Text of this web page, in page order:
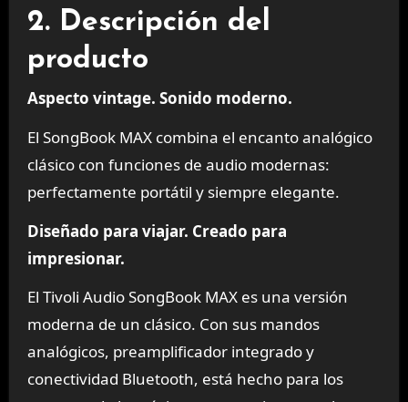
2. Descripción del
producto
Aspecto vintage. Sonido moderno.
El SongBook MAX combina el encanto analógico
clásico con funciones de audio modernas:
perfectamente portátil y siempre elegante.
Diseñado para viajar. Creado para
impresionar.
El Tivoli Audio SongBook MAX es una versión
moderna de un clásico. Con sus mandos
analógicos, preamplificador integrado y
conectividad Bluetooth, está hecho para los